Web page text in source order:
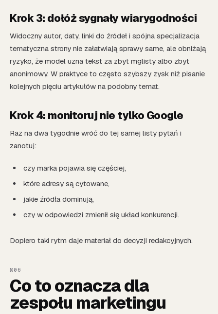
Krok 3: dołóż sygnały wiarygodności
Widoczny autor, daty, linki do źródeł i spójna specjalizacja
tematyczna strony nie załatwiają sprawy same, ale obniżają
ryzyko, że model uzna tekst za zbyt mglisty albo zbyt
anonimowy. W praktyce to często szybszy zysk niż pisanie
kolejnych pięciu artykułów na podobny temat.
Krok 4: monitoruj nie tylko Google
Raz na dwa tygodnie wróć do tej samej listy pytań i
zanotuj:
czy marka pojawia się częściej,
które adresy są cytowane,
jakie źródła dominują,
czy w odpowiedzi zmienił się układ konkurencji.
Dopiero taki rytm daje materiał do decyzji redakcyjnych.
Co to oznacza dla
zespołu marketingu